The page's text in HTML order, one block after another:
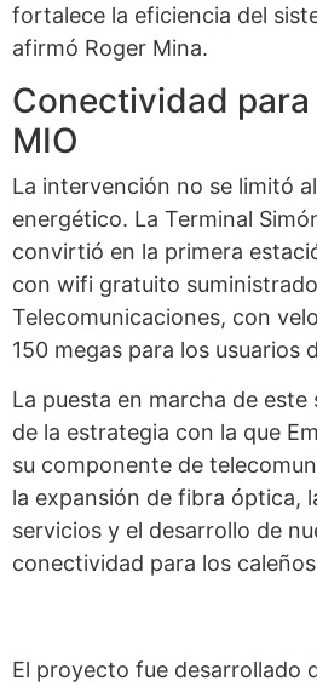
fortalece la eficiencia del
afirmó Roger Mina.
Conectividad
MIO
La intervención no se limitó
energético. La Terminal
convirtió en la primera
con wifi gratuito
Telecomunicaciones, con
150 megas para los usuarios
La puesta en marcha de
de la estrategia con la que
su componente de
la expansión de fibra óptica,
servicios y el desarrollo de
conectividad para los
El proyecto fue desarrollado